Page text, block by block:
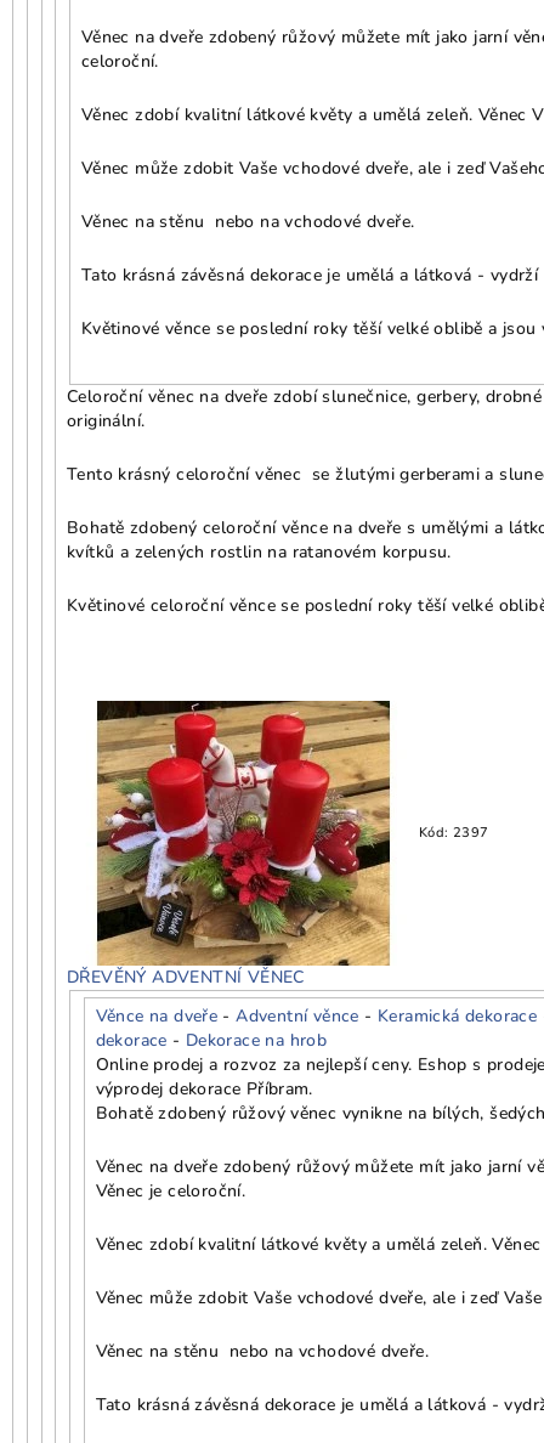
Věnec na dveře zdobený růžový můžete mít jako jarní
celoroční.
Věnec zdobí kvalitní látkové květy a umělá zeleň. Věnec
Věnec může zdobit Vaše vchodové dveře, ale i zeď
Věnec na stěnu nebo na vchodové dveře.
Tato krásná závěsná dekorace je umělá a látková -
Květinové věnce se poslední roky těší velké oblibě a
Celoroční věnec na dveře zdobí slunečnice, gerbery,
originální.
Tento krásný celoroční věnec se žlutými gerberami a
Bohatě zdobený celoroční věnce na dveře s umělými a
kvítků a zelených rostlin na ratanovém korpusu.
Květinové celoroční věnce se poslední roky těší velké
Kód: 2397
DŘEVĚNÝ ADVENTNÍ VĚNEC
Věnce na dveře -Adventní věnce - Keramická dekorace
dekorace - Dekorace na hrob
Online prodej a rozvoz za nejlepší ceny. Eshop s
výprodej dekorace Příbram.
Bohatě zdobený růžový věnec vynikne na bílých,
Věnec na dveře zdobený růžový můžete mít jako jarní
Věnec je celoroční.
Věnec zdobí kvalitní látkové květy a umělá zeleň.
Věnec může zdobit Vaše vchodové dveře, ale i zeď
Věnec na stěnu nebo na vchodové dveře.
Tato krásná závěsná dekorace je umělá a látková -